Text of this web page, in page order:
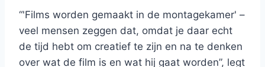
“'Films worden gemaakt in de montagekamer' –
veel mensen zeggen dat, omdat je daar echt
de tijd hebt om creatief te zijn en na te denken
over wat de film is en wat hij gaat worden”, legt